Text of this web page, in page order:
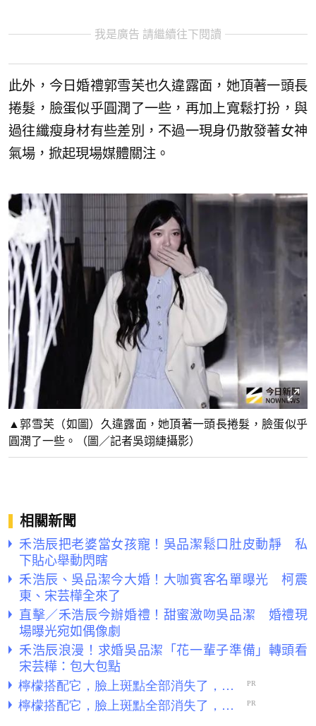
我是廣告 請繼續往下閱讀
此外，今日婚禮郭雪芙也久違露面，她頂著一頭長
捲髮，臉蛋似乎圓潤了一些，再加上寬鬆打扮，與
過往纖瘦身材有些差別，不過一現身仍散發著女神
氣場，掀起現場媒體關注。
▲郭雪芙（如圖）久違露面，她頂著一頭長捲髮，臉蛋似乎
圓潤了一些。（圖／記者吳翊緁攝影）
相關新聞
禾浩辰把老婆當女孩寵！吳品潔鬆口肚皮動靜 私
下貼心舉動閃瞎
禾浩辰、吳品潔今大婚！大咖賓客名單曝光 柯震
東、宋芸樺全來了
直擊／禾浩辰今辦婚禮！甜蜜激吻吳品潔 婚禮現
場曝光宛如偶像劇
禾浩辰浪漫！求婚吳品潔「花一輩子準備」轉頭看
宋芸樺：包大包點